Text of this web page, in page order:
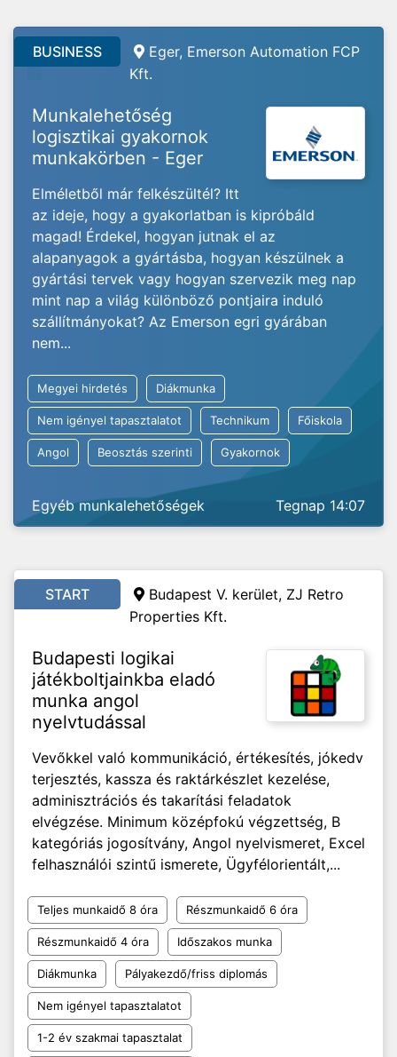
BUSINESS
Eger, Emerson Automation FCP
Kft.
Munkalehetőség
logisztikai gyakornok
munkakörben - Eger
Elméletből már felkészültél? Itt
az ideje, hogy a gyakorlatban is kipróbáld
magad! Érdekel, hogyan jutnak el az
alapanyagok a gyártásba, hogyan készülnek a
gyártási tervek vagy hogyan szervezik meg nap
mint nap a világ különböző pontjaira induló
szállítmányokat? Az Emerson egri gyárában
nem...
Megyei hirdetés Diákmunka
Nem igényel tapasztalatot Technikum Főiskola
Angol Beosztás szerinti Gyakornok
Egyéb munkalehetőségek Tegnap 14:07
START
Budapest V. kerület, ZJ Retro
Properties Kft.
Budapesti logikai
játékboltjainkba eladó
munka angol
nyelvtudással
Vevőkkel való kommunikáció, értékesítés, jókedv
terjesztés, kassza és raktárkészlet kezelése,
adminisztrációs és takarítási feladatok
elvégzése. Minimum középfokú végzettség, B
kategóriás jogosítvány, Angol nyelvismeret, Excel
felhasználói szintű ismerete, Ügyfélorientált,...
Teljes munkaidő 8 óra Részmunkaidő 6 óra
Részmunkaidő 4 óra Időszakos munka
Diákmunka Pályakezdő/friss diplomás
Nem igényel tapasztalatot
1-2 év szakmai tapasztalat